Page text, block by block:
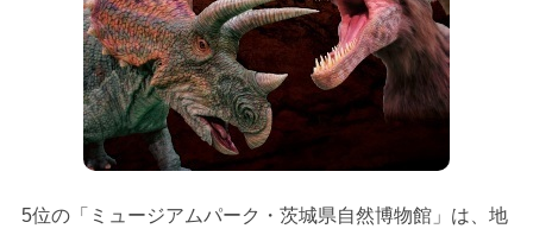
5位の「ミュージアムパーク・茨城県自然博物館」は、地